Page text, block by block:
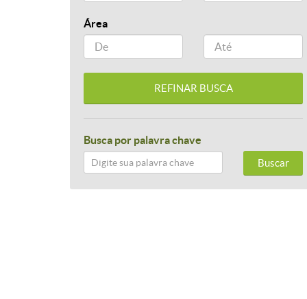
Área
Busca por palavra chave
Buscar